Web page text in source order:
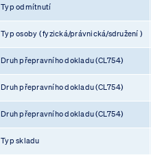
Typ odmítnutí
Typ osoby ( fyzická/právnická/sdružení )
Druh přepravního dokladu (CL754)
Druh přepravního dokladu (CL754)
Druh přepravního dokladu (CL754)
Typ skladu